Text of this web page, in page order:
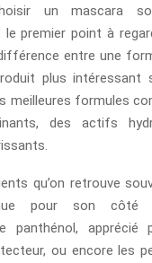
un mascara
premier point à
entre une
plus intéressant
meilleures formules
des actifs
qu’on retrouve
pour son côté
panthénol,
ou encore les